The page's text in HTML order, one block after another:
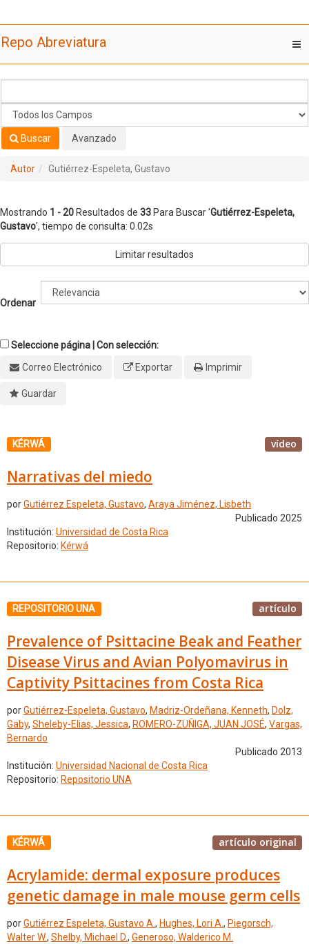
Gustavo '
Repo Abreviatura
Buscar Avanzado
Autor Gutiérrez-Espeleta, Gustavo
Mostrando 1 - 20 Resultados de 33 Para Buscar 'Gutiérrez-Espeleta,
Gustavo', tiempo de consulta: 0.02s
Limitar resultados
Ordenar
Seleccione página | Con selección:
Correo Electrónico
Exportar Imprimir
Guardar
KÉRWÁ vídeo
Narrativas del miedo
porGutiérrez Espeleta, Gustavo, Araya Jiménez, Lisbeth
Publicado 2025
Institución: Universidad de Costa Rica
Repositorio: Kérwá
REPOSITORIO UNA artículo
Prevalence of Psittacine Beak and Feather
Disease Virus and Avian Polyomavirus in
Captivity Psittacines from Costa Rica
porGutiérrez-Espeleta, Gustavo, Madriz-Ordeñana, Kenneth, Dolz,
Gaby, Sheleby-Elias, Jessica, ROMERO-ZUÑIGA, JUAN JOSÉ, Vargas,
Bernardo
Publicado 2013
Institución: Universidad Nacional de Costa Rica
Repositorio: Repositorio UNA
KÉRWÁ artículo original
Acrylamide: dermal exposure produces
genetic damage in male mouse germ cells
porGutiérrez Espeleta, Gustavo A., Hughes, Lori A., Piegorsch,
Walter W., Shelby, Michael D., Generoso, Walderico M.